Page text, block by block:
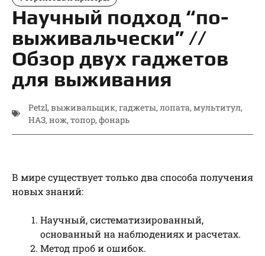
Научный подход “по-
выживальчески” //
Обзор двух гаджетов
для выживания
Petzl, выживальщик, гаджеты, лопата, мультитул,
НАЗ, нож, топор, фонарь
В мире существует только два способа получения
новых знаний:
Научный, систематизированный,
основанный на наблюдениях и расчетах.
Метод проб и ошибок.